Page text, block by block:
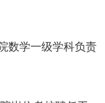
数学一级学科负责